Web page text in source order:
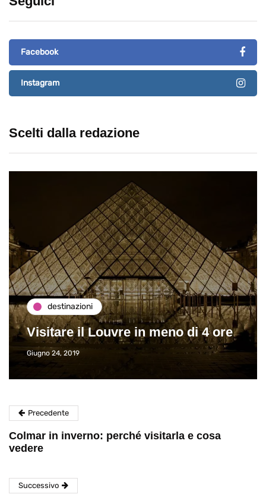
Facebook
Instagram
Scelti dalla redazione
destinazioni
Visitare il Louvre in meno di 4 ore
Giugno 24, 2019
Precedente
Colmar in inverno: perché visitarla e cosa
vedere
Successivo